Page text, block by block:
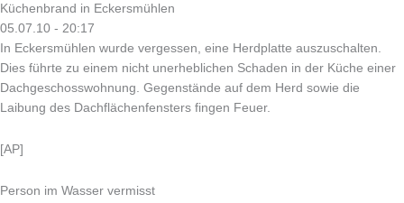
Küchenbrand in Eckersmühlen
05.07.10 - 20:17
In Eckersmühlen wurde vergessen, eine Herdplatte auszuschalten.
Dies führte zu einem nicht unerheblichen Schaden in der Küche einer
Dachgeschosswohnung. Gegenstände auf dem Herd sowie die
Laibung des Dachflächenfensters fingen Feuer.
[AP]
Person im Wasser vermisst